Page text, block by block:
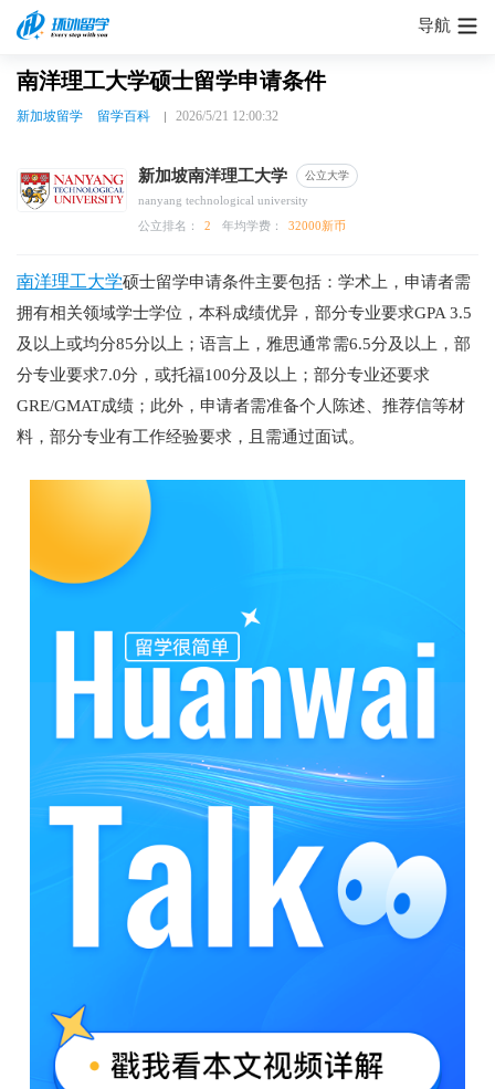
导航
南洋理工大学硕士留学申请条件
新加坡留学 留学百科 2026/5/21 12:00:32
新加坡南洋理工大学 公立大学
nanyang technological university
公立排名：
2 年均学费： 32000新币
南洋理工大学硕士留学申请条件主要包括：学术上，申请者需
拥有相关领域学士学位，本科成绩优异，部分专业要求GPA 3.5
及以上或均分85分以上；语言上，雅思通常需6.5分及以上，部
分专业要求7.0分，或托福100分及以上；部分专业还要求
GRE/GMAT成绩；此外，申请者需准备个人陈述、推荐信等材
料，部分专业有工作经验要求，且需通过面试。